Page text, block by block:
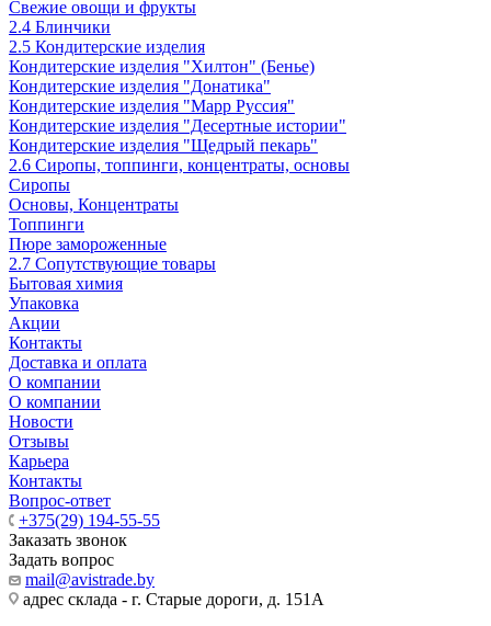
Свежие овощи и фрукты
2.4 Блинчики
2.5 Кондитерские изделия
Кондитерские изделия "Хилтон" (Бенье)
Кондитерские изделия "Донатика"
Кондитерские изделия "Марр Руссия"
Кондитерские изделия "Десертные истории"
Кондитерские изделия "Щедрый пекарь"
2.6 Сиропы, топпинги, концентраты, основы
Сиропы
Основы, Концентраты
Топпинги
Пюре замороженные
2.7 Сопутствующие товары
Бытовая химия
Упаковка
Акции
Контакты
Доставка и оплата
О компании
О компании
Новости
Отзывы
Карьера
Контакты
Вопрос-ответ
+375(29) 194-55-55
Заказать звонок
Задать вопрос
mail@avistrade.by
адрес склада - г. Старые дороги, д. 151А